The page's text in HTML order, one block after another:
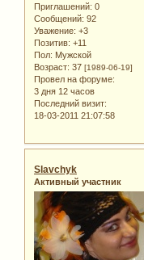
Приглашений: 0
Сообщений: 92
Уважение: +3
Позитив: +11
Пол: Мужской
Возраст: 37 [1989-06-19]
Провел на форуме:
3 дня 12 часов
Последний визит:
18-03-2011 21:07:58
Slavchyk
Активный участник